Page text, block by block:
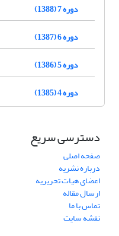
دوره 7 (1388)
دوره 6 (1387)
دوره 5 (1386)
دوره 4 (1385)
دسترسی سریع
صفحه اصلی
درباره نشریه
اعضای هیات تحریریه
ارسال مقاله
تماس با ما
نقشه سایت